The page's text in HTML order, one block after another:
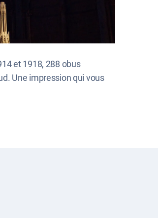
et 1918, 288 obus
Une impression qui vous